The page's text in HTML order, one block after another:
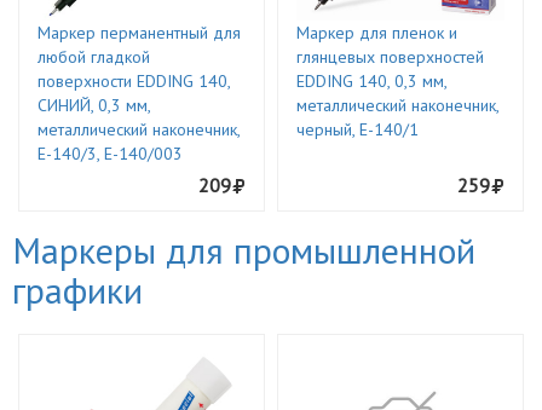
Маркер перманентный для
любой гладкой
поверхности EDDING 140,
СИНИЙ, 0,3 мм,
металлический наконечник,
E-140/3, Е-140/003
209
Маркер для пленок и
глянцевых поверхностей
EDDING 140, 0,3 мм,
металлический наконечник,
черный, E-140/1
259
Маркеры для промышленной
графики